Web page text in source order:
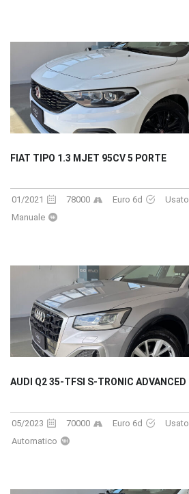
FIAT TIPO 1.3 MJET 95CV 5 PORTE
01/2021 78000 Euro 6d Usato
Manuale
AUDI Q2 35-TFSI S-TRONIC ADVANCED
05/2023 70000 Euro 6d Usato
Automatico